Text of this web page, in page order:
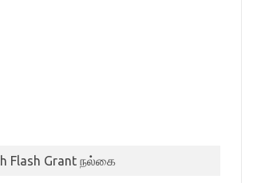
Flash Grant நல்கை